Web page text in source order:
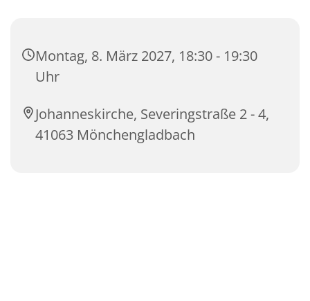
Montag, 8. März 2027, 18:30 - 19:30
Uhr
Johanneskirche, Severingstraße 2 - 4,
41063 Mönchengladbach